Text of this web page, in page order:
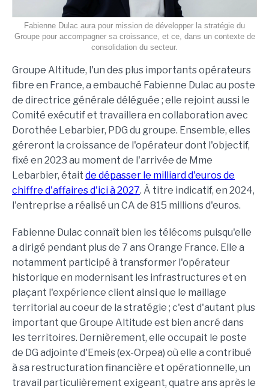
Fabienne Dulac aura pour mission de développer la stratégie du
Groupe pour accompagner sa croissance, et ce, dans un contexte de
consolidation du secteur.
Groupe Altitude, l'un des plus importants opérateurs
fibre en France, a embauché Fabienne Dulac au poste
de directrice générale déléguée ; elle rejoint aussi le
Comité exécutif et travaillera en collaboration avec
Dorothée Lebarbier, PDG du groupe. Ensemble, elles
géreront la croissance de l'opérateur dont l'objectif,
fixé en 2023 au moment de l'arrivée de Mme
Lebarbier, était de dépasser le milliard d'euros de
chiffre d'affaires d'ici à 2027. À titre indicatif, en 2024,
l'entreprise a réalisé un CA de 815 millions d'euros.
Fabienne Dulac connaît bien les télécoms puisqu'elle
a dirigé pendant plus de 7 ans Orange France. Elle a
notamment participé à transformer l'opérateur
historique en modernisant les infrastructures et en
plaçant l'expérience client ainsi que le maillage
territorial au coeur de la stratégie ; c'est d'autant plus
important que Groupe Altitude est bien ancré dans
les territoires. Dernièrement, elle occupait le poste
de DG adjointe d'Emeis (ex-Orpea) où elle a contribué
à sa restructuration financière et opérationnelle, un
travail particulièrement exigeant, quatre ans après le